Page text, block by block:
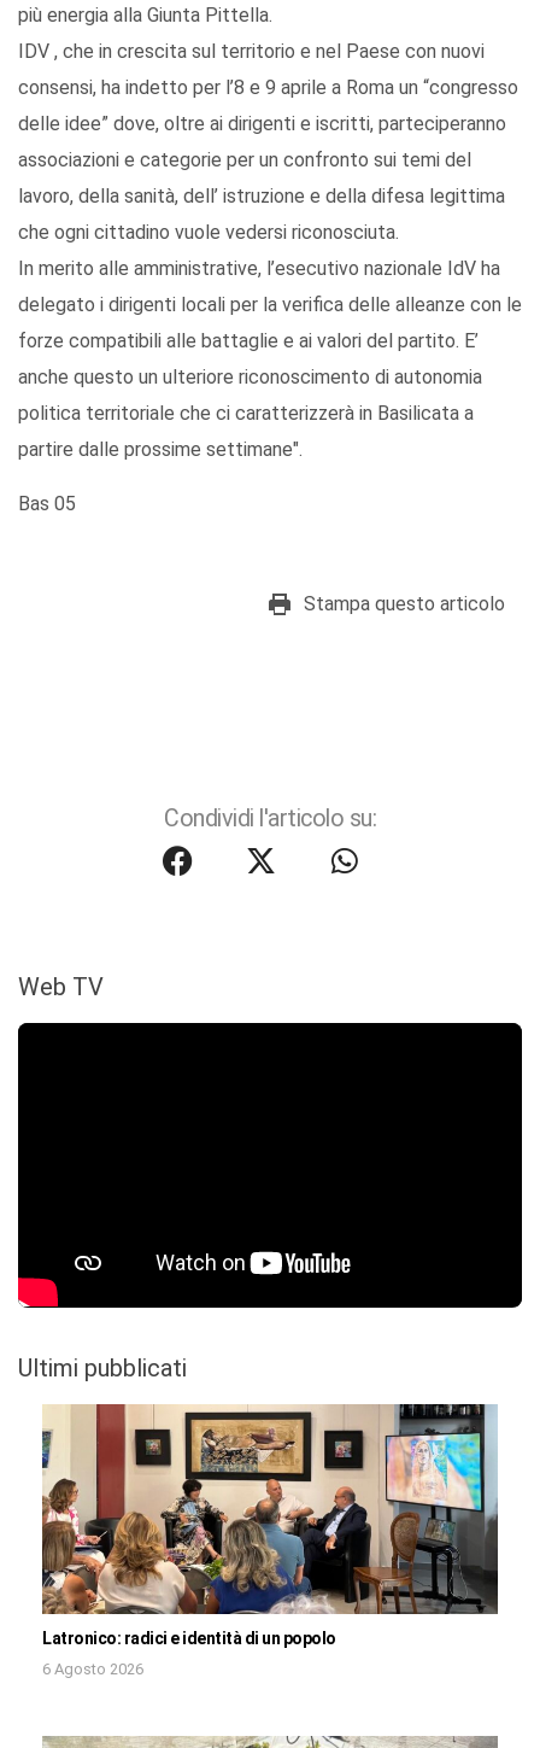
più energia alla Giunta Pittella.
IDV , che in crescita sul territorio e nel Paese con nuovi
consensi, ha indetto per l’8 e 9 aprile a Roma un “congresso
delle idee” dove, oltre ai dirigenti e iscritti, parteciperanno
associazioni e categorie per un confronto sui temi del
lavoro, della sanità, dell’ istruzione e della difesa legittima
che ogni cittadino vuole vedersi riconosciuta.
In merito alle amministrative, l’esecutivo nazionale IdV ha
delegato i dirigenti locali per la verifica delle alleanze con le
forze compatibili alle battaglie e ai valori del partito. E’
anche questo un ulteriore riconoscimento di autonomia
politica territoriale che ci caratterizzerà in Basilicata a
partire dalle prossime settimane".
Bas 05
Stampa questo articolo
Condividi l'articolo su:
Web TV
Ultimi pubblicati
Latronico: radici e identità di un popolo
6 Agosto 2026